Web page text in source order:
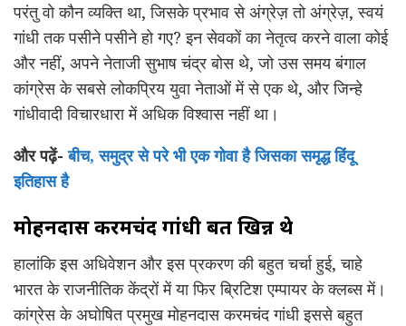
परंतु वो कौन व्यक्ति था, जिसके प्रभाव से अंग्रेज़ तो अंग्रेज़, स्वयं
गांधी तक पसीने पसीने हो गए? इन सेवकों का नेतृत्व करने वाला कोई
और नहीं, अपने नेताजी सुभाष चंद्र बोस थे, जो उस समय बंगाल
कांग्रेस के सबसे लोकप्रिय युवा नेताओं में से एक थे, और जिन्हे
गांधीवादी विचारधारा में अधिक विश्वास नहीं था।
और पढ़ें-बीच, समुद्र से परे भी एक गोवा है जिसका समृद्ध हिंदू
इतिहास है
मोहनदास करमचंद गांधी बहुत खिन्न थे
हालांकि इस अधिवेशन और इस प्रकरण की बहुत चर्चा हुई, चाहे
भारत के राजनीतिक केंद्रों में या फिर ब्रिटिश एम्पायर के क्लब्स में।
कांग्रेस के अघोषित प्रमुख मोहनदास करमचंद गांधी इससे बहुत